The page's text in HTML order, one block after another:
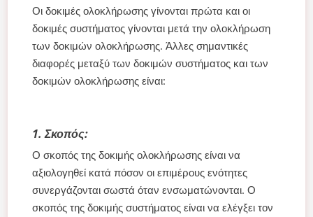
Οι δοκιμές ολοκλήρωσης γίνονται πρώτα και οι
δοκιμές συστήματος γίνονται μετά την ολοκλήρωση
των δοκιμών ολοκλήρωσης. Άλλες σημαντικές
διαφορές μεταξύ των δοκιμών συστήματος και των
δοκιμών ολοκλήρωσης είναι:
1. Σκοπός:
Ο σκοπός της δοκιμής ολοκλήρωσης είναι να
αξιολογηθεί κατά πόσον οι επιμέρους ενότητες
συνεργάζονται σωστά όταν ενσωματώνονται. Ο
σκοπός της δοκιμής συστήματος είναι να ελέγξει τον